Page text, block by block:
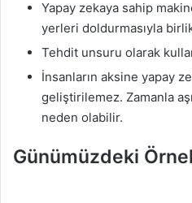
Yapay zekaya sahip
yerleri doldurmasıyla
Tehdit unsuru olarak
İnsanların aksine yapay
geliştirilemez. Zamanla
neden olabilir.
Günümüzdeki